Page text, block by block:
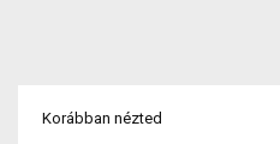
Korábban nézted